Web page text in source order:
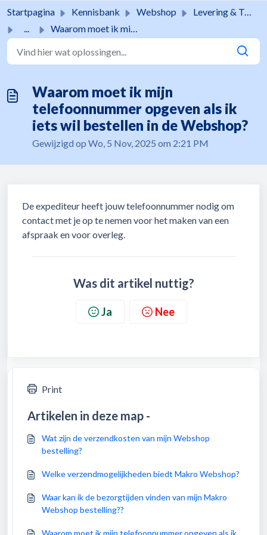
Startpagina Kennisbank Webshop
Levering & Tracking
...
Waarom moet ik mijn telefoonnummer opgeven als ik iets wi...
Waarom moet ik mijn
telefoonnummer opgeven als ik
iets wil bestellen in de Webshop?
Gewijzigd op Wo, 5 Nov, 2025 om 2:21 PM
De expediteur heeft jouw telefoonnummer nodig om
contact met je op te nemen voor het maken van een
afspraak en voor overleg.
Was dit artikel nuttig?
Ja Nee
Print
Artikelen in deze map -
Wat zijn de verzendkosten van mijn Webshop
bestelling?
Welke verzendmogelijkheden biedt Makro Webshop?
Waar kan ik de bezorgtijden vinden van mijn Makro
Webshop bestelling??
Waarom moet ik mijn telefoonnummer opgeven als ik